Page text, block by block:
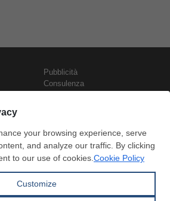
Pubblicità
Consulenza
Marketplace Inc.
Tutti i diritti riservati